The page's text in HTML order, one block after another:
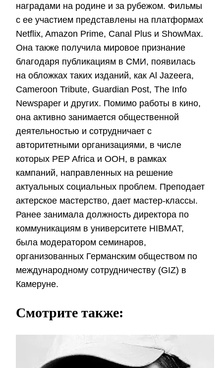
наградами на родине и за рубежом. Фильмы
с ее участием представлены на платформах
Netflix, Amazon Prime, Canal Plus и ShowMax.
Она также получила мировое признание
благодаря публикациям в СМИ, появилась
на обложках таких изданий, как Al Jazeera,
Cameroon Tribute, Guardian Post, The Info
Newspaper и других. Помимо работы в кино,
она активно занимается общественной
деятельностью и сотрудничает с
авторитетными организациями, в числе
которых PEP Africa и ООН, в рамках
кампаний, направленных на решение
актуальных социальных проблем. Преподает
актерское мастерство, дает мастер-классы.
Ранее занимала должность директора по
коммуникациям в университете HIBMAT,
была модератором семинаров,
организованных Германским обществом по
международному сотрудничеству (GIZ) в
Камеруне.
Смотрите также: